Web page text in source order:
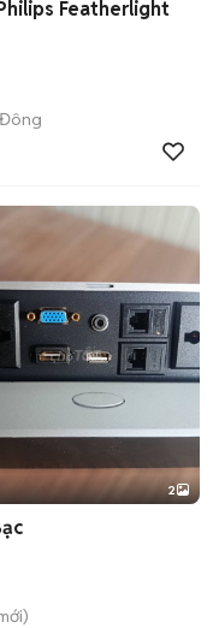
Featherlight
2